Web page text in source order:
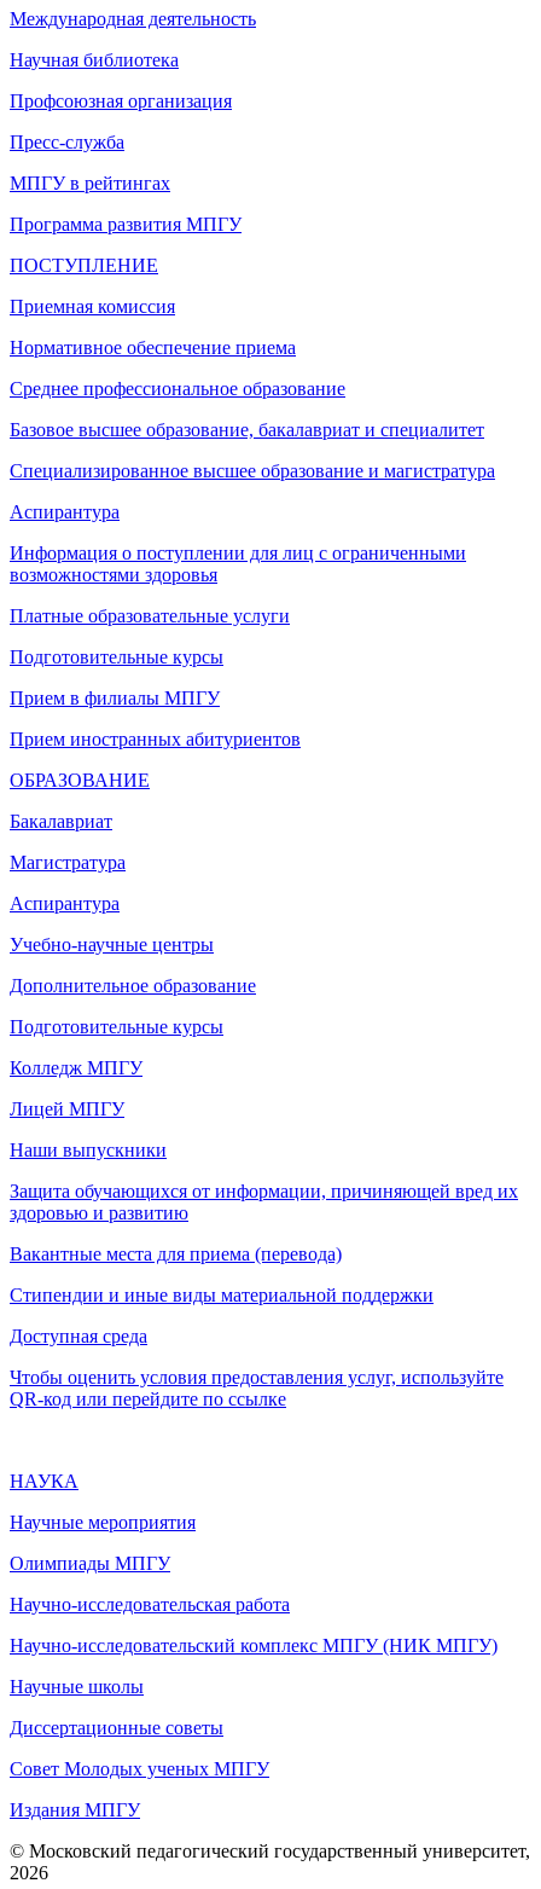
Международная деятельность
Научная библиотека
Профсоюзная организация
Пресс-служба
МПГУ в рейтингах
Программа развития МПГУ
ПОСТУПЛЕНИЕ
Приемная комиссия
Нормативное обеспечение приема
Среднее профессиональное образование
Базовое высшее образование, бакалавриат и специалитет
Специализированное высшее образование и магистратура
Аспирантура
Информация о поступлении для лиц с ограниченными
возможностями здоровья
Платные образовательные услуги
Подготовительные курсы
Прием в филиалы МПГУ
Прием иностранных абитуриентов
ОБРАЗОВАНИЕ
Бакалавриат
Магистратура
Аспирантура
Учебно-научные центры
Дополнительное образование
Подготовительные курсы
Колледж МПГУ
Лицей МПГУ
Наши выпускники
Защита обучающихся от информации, причиняющей вред их
здоровью и развитию
Вакантные места для приема (перевода)
Стипендии и иные виды материальной поддержки
Доступная среда
Чтобы оценить условия предоставления услуг, используйте
QR-код или перейдите по ссылке
НАУКА
Научные мероприятия
Олимпиады МПГУ
Научно-исследовательская работа
Научно-исследовательский комплекс МПГУ (НИК МПГУ)
Научные школы
Диссертационные советы
Совет Молодых ученых МПГУ
Издания МПГУ
© Московский педагогический государственный университет,
2026